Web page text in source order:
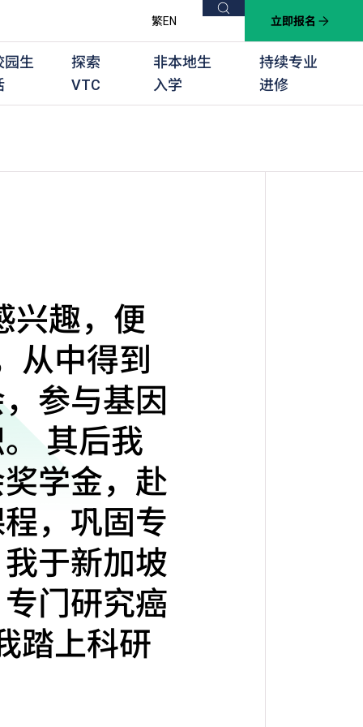
繁EN 搜索 立即报名
园生
探索
VTC
非本地生
入学
持续专业
进修
兴趣，便
从中得到
参与基因
其后我
学金，赴
，巩固专
于新加坡
门研究癌
踏上科研